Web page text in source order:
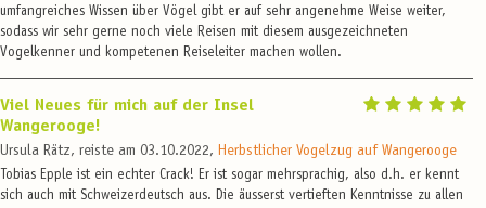
umfangreiches Wissen über Vögel gibt er auf sehr angenehme Weise weiter,
sodass wir sehr gerne noch viele Reisen mit diesem ausgezeichneten
Vogelkenner und kompetenen Reiseleiter machen wollen.
Viel Neues für mich auf der Insel
Wangerooge!
Ursula Rätz, reiste am 03.10.2022, Herbstlicher Vogelzug auf Wangerooge
Tobias Epple ist ein echter Crack! Er ist sogar mehrsprachig, also d.h. er kennt
sich auch mit Schweizerdeutsch aus. Die äusserst vertieften Kenntnisse zu allen